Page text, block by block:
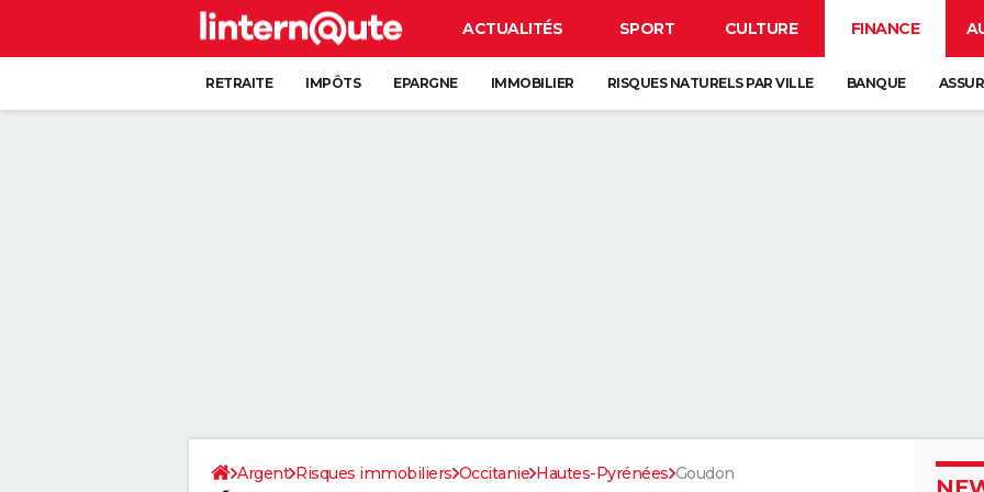
ACTUALITÉS SPORT CULTURE FINANCE
RETRAITE IMPÔTS EPARGNE IMMOBILIER RISQUES NATURELS PAR VILLE BANQUE
Argent Risques immobiliers Occitanie Hautes-Pyrénées Goudon